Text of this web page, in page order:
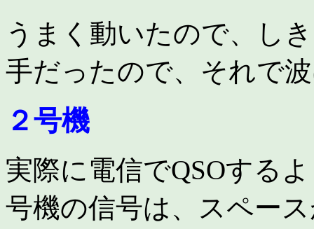
うまく動いたので、し
手だったので、それで
２号機
実際に電信でQSOする
号機の信号は、スペー